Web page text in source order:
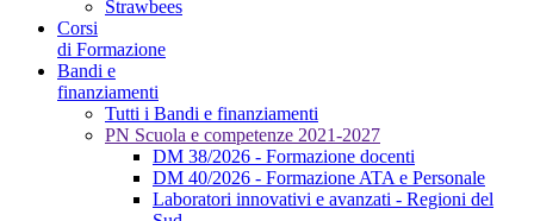
Strawbees
Corsi
di Formazione
Bandi e
finanziamenti
Tutti i Bandi e finanziamenti
PN Scuola e competenze 2021-2027
DM 38/2026 - Formazione docenti
DM 40/2026 - Formazione ATA e Personale
Laboratori innovativi e avanzati - Regioni del